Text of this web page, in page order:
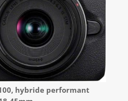
hybride performant